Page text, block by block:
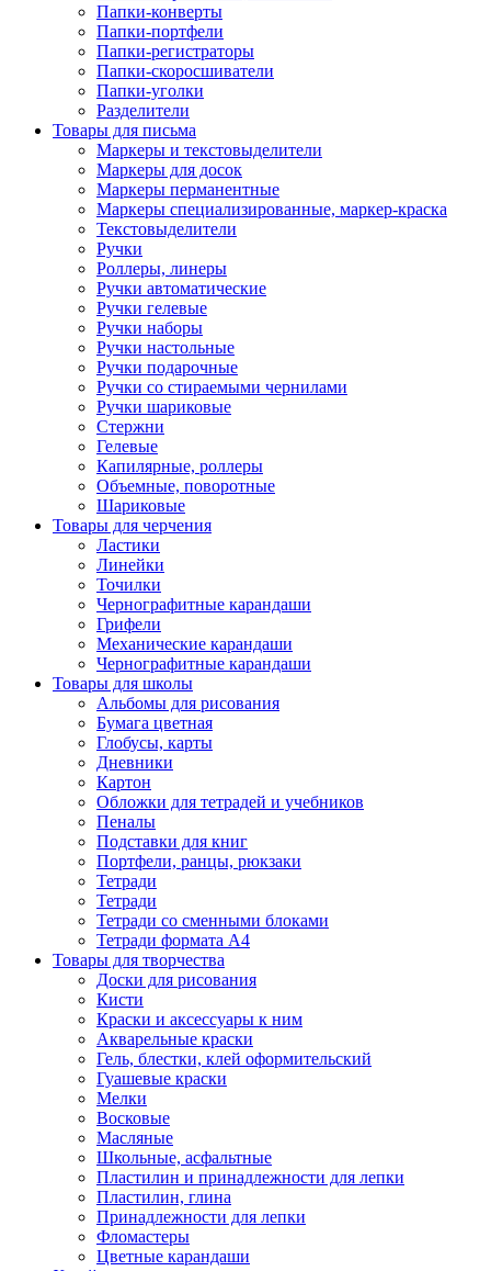
Папки-конверты
Папки-портфели
Папки-регистраторы
Папки-скоросшиватели
Папки-уголки
Разделители
Товары для письма
Маркеры и текстовыделители
Маркеры для досок
Маркеры перманентные
Маркеры специализированные, маркер-краска
Текстовыделители
Ручки
Роллеры, линеры
Ручки автоматические
Ручки гелевые
Ручки наборы
Ручки настольные
Ручки подарочные
Ручки со стираемыми чернилами
Ручки шариковые
Стержни
Гелевые
Капилярные, роллеры
Объемные, поворотные
Шариковые
Товары для черчения
Ластики
Линейки
Точилки
Чернографитные карандаши
Грифели
Механические карандаши
Чернографитные карандаши
Товары для школы
Альбомы для рисования
Бумага цветная
Глобусы, карты
Дневники
Картон
Обложки для тетрадей и учебников
Пеналы
Подставки для книг
Портфели, ранцы, рюкзаки
Тетради
Тетради
Тетради со сменными блоками
Тетради формата А4
Товары для творчества
Доски для рисования
Кисти
Краски и аксессуары к ним
Акварельные краски
Гель, блестки, клей оформительский
Гуашевые краски
Мелки
Восковые
Масляные
Школьные, асфальтные
Пластилин и принадлежности для лепки
Пластилин, глина
Принадлежности для лепки
Фломастеры
Цветные карандаши